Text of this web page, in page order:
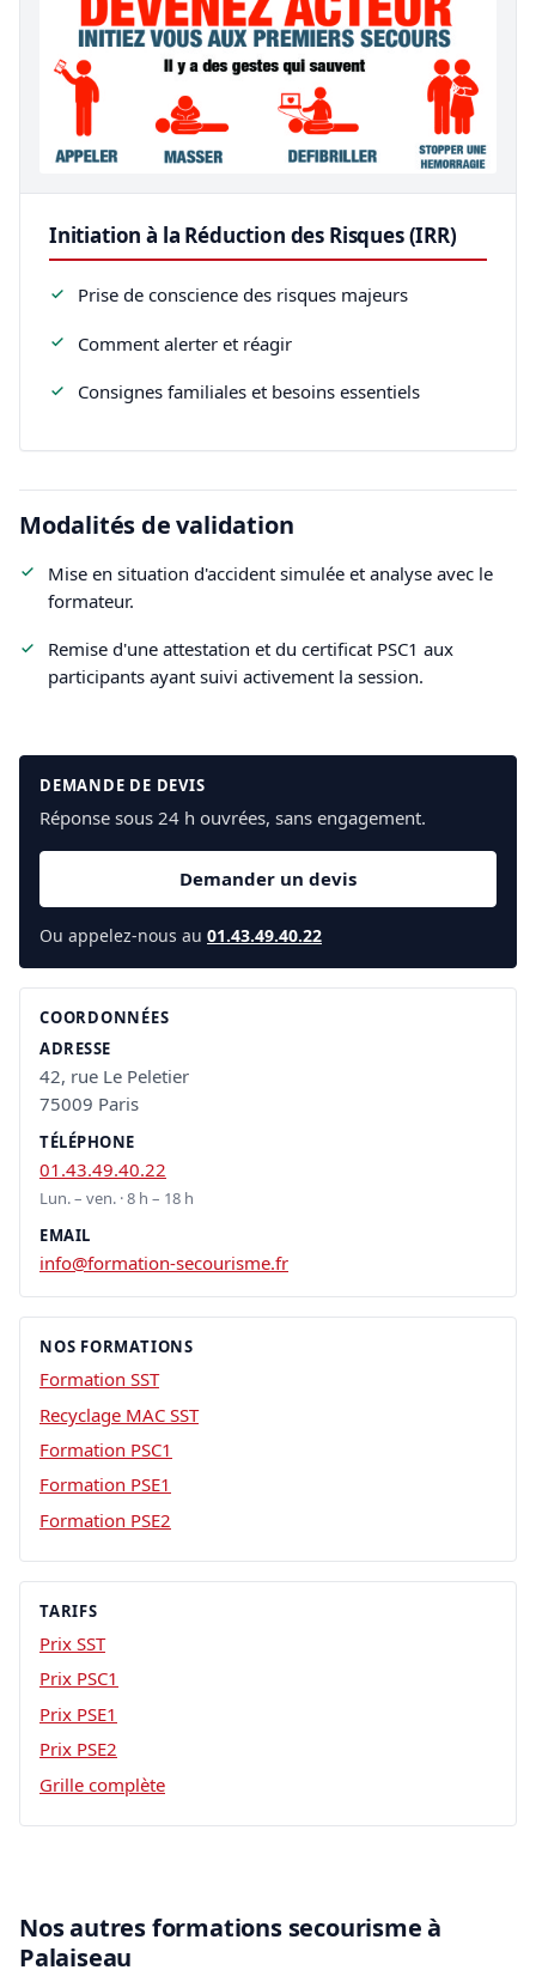
Initiation à la Réduction des Risques (IRR)
Prise de conscience des risques majeurs
Comment alerter et réagir
Consignes familiales et besoins essentiels
Modalités de validation
Mise en situation d'accident simulée et analyse avec le
formateur.
Remise d'une attestation et du certificat PSC1 aux
participants ayant suivi activement la session.
DEMANDE DE DEVIS
Réponse sous 24 h ouvrées, sans engagement.
Demander un devis
Ou appelez-nous au 01.43.49.40.22
COORDONNÉES
ADRESSE
42, rue Le Peletier
75009 Paris
TÉLÉPHONE
01.43.49.40.22
Lun. – ven. · 8 h – 18 h
EMAIL
info@formation-secourisme.fr
NOS FORMATIONS
Formation SST
Recyclage MAC SST
Formation PSC1
Formation PSE1
Formation PSE2
TARIFS
Prix SST
Prix PSC1
Prix PSE1
Prix PSE2
Grille complète
Nos autres formations secourisme à
Palaiseau